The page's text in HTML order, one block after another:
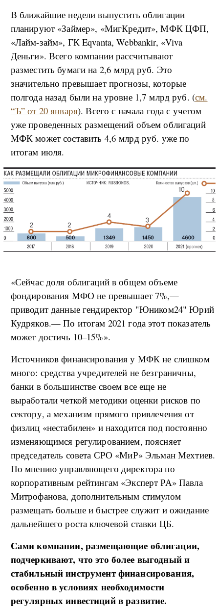
В ближайшие недели выпустить облигации
планируют «Займер», «МигКредит», МФК ЦФП,
«Лайм-займ», ГК Eqvanta, Webbankir, «Viva
Деньги». Всего компании рассчитывают
разместить бумаги на 2,6 млрд руб. Это
значительно превышает прогнозы, которые
полгода назад были на уровне 1,7 млрд руб. (см.
“Ъ” от 20 января). Всего с начала года с учетом
уже проведенных размещений объем облигаций
МФК может составить 4,6 млрд руб. уже по
итогам июля.
«Сейчас доля облигаций в общем объеме
фондирования МФО не превышает 7%,—
приводит данные гендиректор "Юником24" Юрий
Кудряков.— По итогам 2021 года этот показатель
может достичь 10–15%».
Источников финансирования у МФК не слишком
много: средства учредителей не безграничны,
банки в большинстве своем все еще не
выработали четкой методики оценки рисков по
сектору, а механизм прямого привлечения от
физлиц «нестабилен» и находится под постоянно
изменяющимся регулированием, поясняет
председатель совета СРО «МиР» Эльман Мехтиев.
По мнению управляющего директора по
корпоративным рейтингам «Эксперт РА» Павла
Митрофанова, дополнительным стимулом
размещать больше и быстрее служит и ожидание
дальнейшего роста ключевой ставки ЦБ.
Сами компании, размещающие облигации,
подчеркивают, что это более выгодный и
стабильный инструмент финансирования,
особенно в условиях необходимости
регулярных инвестиций в развитие.